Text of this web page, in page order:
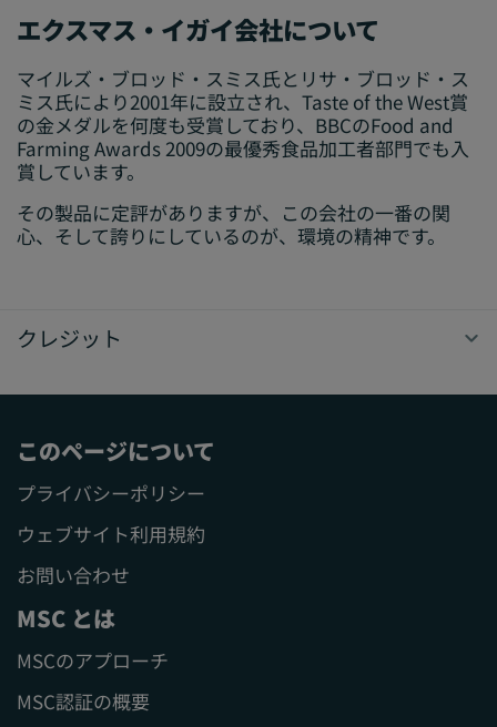
エクスマス・イガイ会社について
マイルズ・ブロッド・スミス氏とリサ・ブロッド・ス
ミス氏により2001年に設立され、Taste of the West賞
の金メダルを何度も受賞しており、BBCのFood and
Farming Awards 2009の最優秀食品加工者部門でも入
賞しています。
その製品に定評がありますが、この会社の一番の関
心、そして誇りにしているのが、環境の精神です。
クレジット
このページについて
プライバシーポリシー
ウェブサイト利用規約
お問い合わせ
MSC とは
MSCのアプローチ
MSC認証の概要